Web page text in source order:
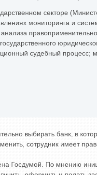
секторе
мониторинга и
судебный процесс;
выбирать банк, в
сотрудник имеет
Госдумой. По мнению